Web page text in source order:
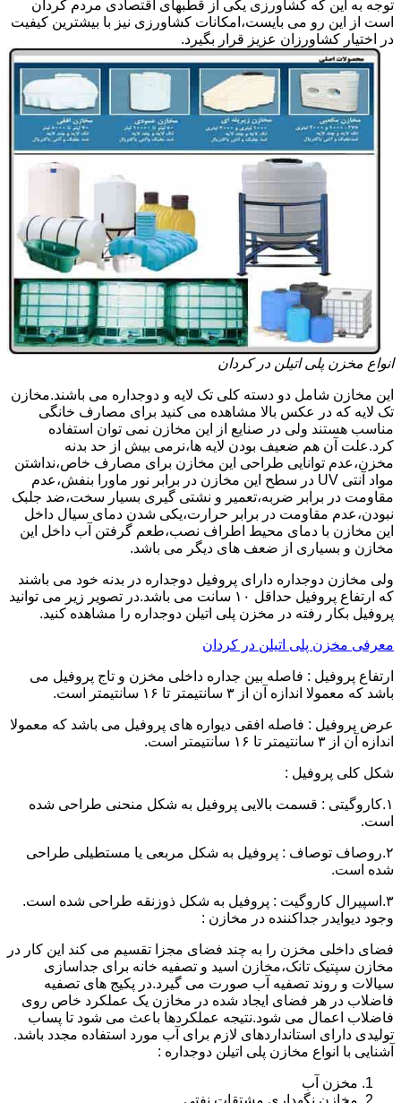
توجه به این که کشاورزی یکی از قطبهای اقتصادی مردم کردان
است از این رو می بایست،امکانات کشاورزی نیز با بیشترین کیفیت
در اختیار کشاورزان عزیز قرار بگیرد.
انواع مخزن پلی اتیلن در کردان
این مخازن شامل دو دسته کلی تک لایه و دوجداره می باشند.مخازن
تک لایه که در عکس بالا مشاهده می کنید برای مصارف خانگی
مناسب هستند ولی در صنایع از این مخازن نمی توان استفاده
کرد.علت آن هم ضعیف بودن لایه ها،نرمی بیش از حد بدنه
مخزن،عدم توانایی طراحی این مخازن برای مصارف خاص،نداشتن
مواد آنتی UV در سطح این مخازن در برابر نور ماورا بنفش،عدم
مقاومت در برابر ضربه،تعمیر و نشتی گیری بسیار سخت،ضد جلبک
نبودن،عدم مقاومت در برابر حرارت،یکی شدن دمای سیال داخل
این مخازن با دمای محیط اطراف نصب،طعم گرفتن آب داخل این
مخازن و بسیاری از ضعف های دیگر می باشد.
ولی مخازن دوجداره دارای پروفیل دوجداره در بدنه خود می باشند
که ارتفاع پروفیل حداقل ۱۰ سانت می باشد.در تصویر زیر می توانید
پروفیل بکار رفته در مخزن پلی اتیلن دوجداره را مشاهده کنید.
معرفی مخزن پلی اتیلن در کردان
ارتفاع پروفیل : فاصله بین جداره داخلی مخزن و تاج پروفیل می
باشد که معمولا اندازه آن از ۳ سانتیمتر تا ۱۶ سانتیمتر است.
عرض پروفیل : فاصله افقی دیواره های پروفیل می باشد که معمولا
اندازه آن از ۳ سانتیمتر تا ۱۶ سانتیمتر است.
شکل کلی پروفیل :
۱.کاروگیتی : قسمت بالایی پروفیل به شکل منحنی طراحی شده
است.
۲.روصاف توصاف : پروفیل به شکل مربعی یا مستطیلی طراحی
شده است.
۳.اسپیرال کاروگیت : پروفیل به شکل ذوزنقه طراحی شده است.
وجود دیوایدر جداکننده در مخازن :
فضای داخلی مخزن را به چند فضای مجزا تقسیم می کند این کار در
مخازن سپتیک تانک،مخازن اسید و تصفیه خانه برای جداسازی
سیالات و روند تصفیه آب صورت می گیرد.در پکیج های تصفیه
فاضلاب در هر فضای ایجاد شده در مخازن یک عملکرد خاص روی
فاضلاب اعمال می شود.نتیجه عملکردها باعث می شود تا پساب
تولیدی دارای استانداردهای لازم برای آب مورد استفاده مجدد باشد.
آشنایی با انواع مخازن پلی اتیلن دوجداره :
مخزن آب
مخازن نگهداری مشتقات نفتی